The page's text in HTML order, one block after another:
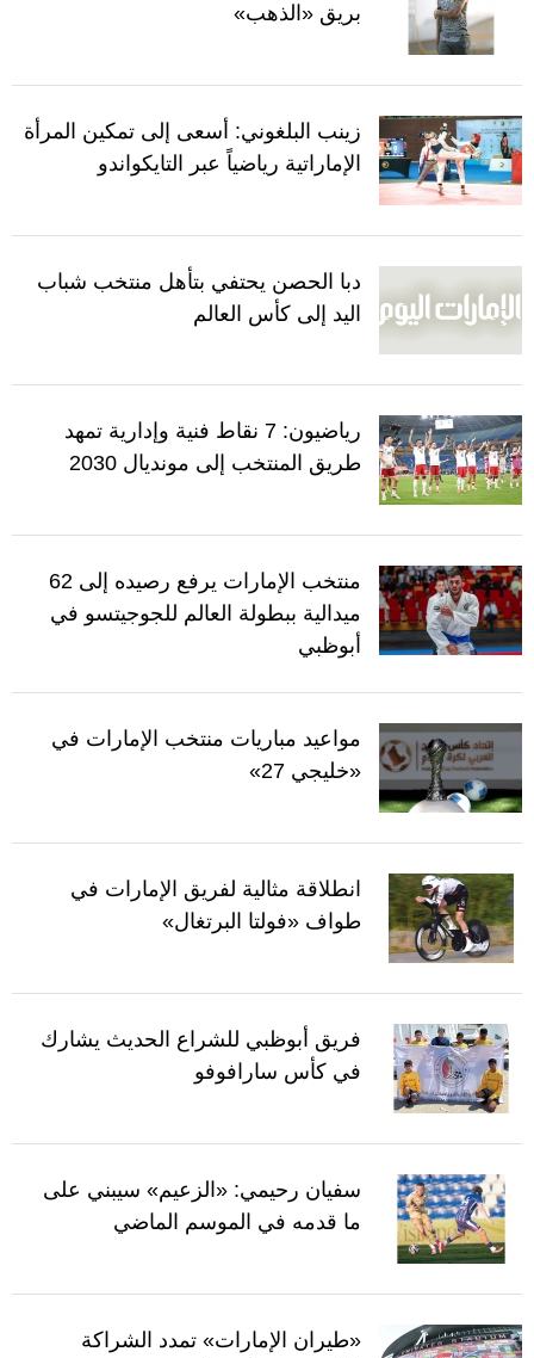
بريق «الذهب»
زينب البلغوني: أسعى إلى تمكين المرأة
الإماراتية رياضياً عبر التايكواندو
دبا الحصن يحتفي بتأهل منتخب شباب
اليد إلى كأس العالم
رياضيون: 7 نقاط فنية وإدارية تمهد
طريق المنتخب إلى مونديال 2030
منتخب الإمارات يرفع رصيده إلى 62
ميدالية ببطولة العالم للجوجيتسو في
أبوظبي
مواعيد مباريات منتخب الإمارات في
«خليجي 27»
انطلاقة مثالية لفريق الإمارات في
طواف «فولتا البرتغال»
فريق أبوظبي للشراع الحديث يشارك
في كأس سارافوفو
سفيان رحيمي: «الزعيم» سيبني على
ما قدمه في الموسم الماضي
«طيران الإمارات» تمدد الشراكة